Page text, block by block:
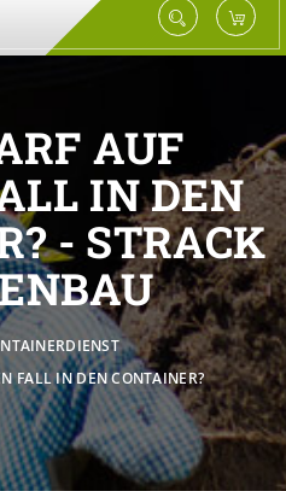
AUF
IN DEN
- STRACK
FALL IN DEN CONTAINER?